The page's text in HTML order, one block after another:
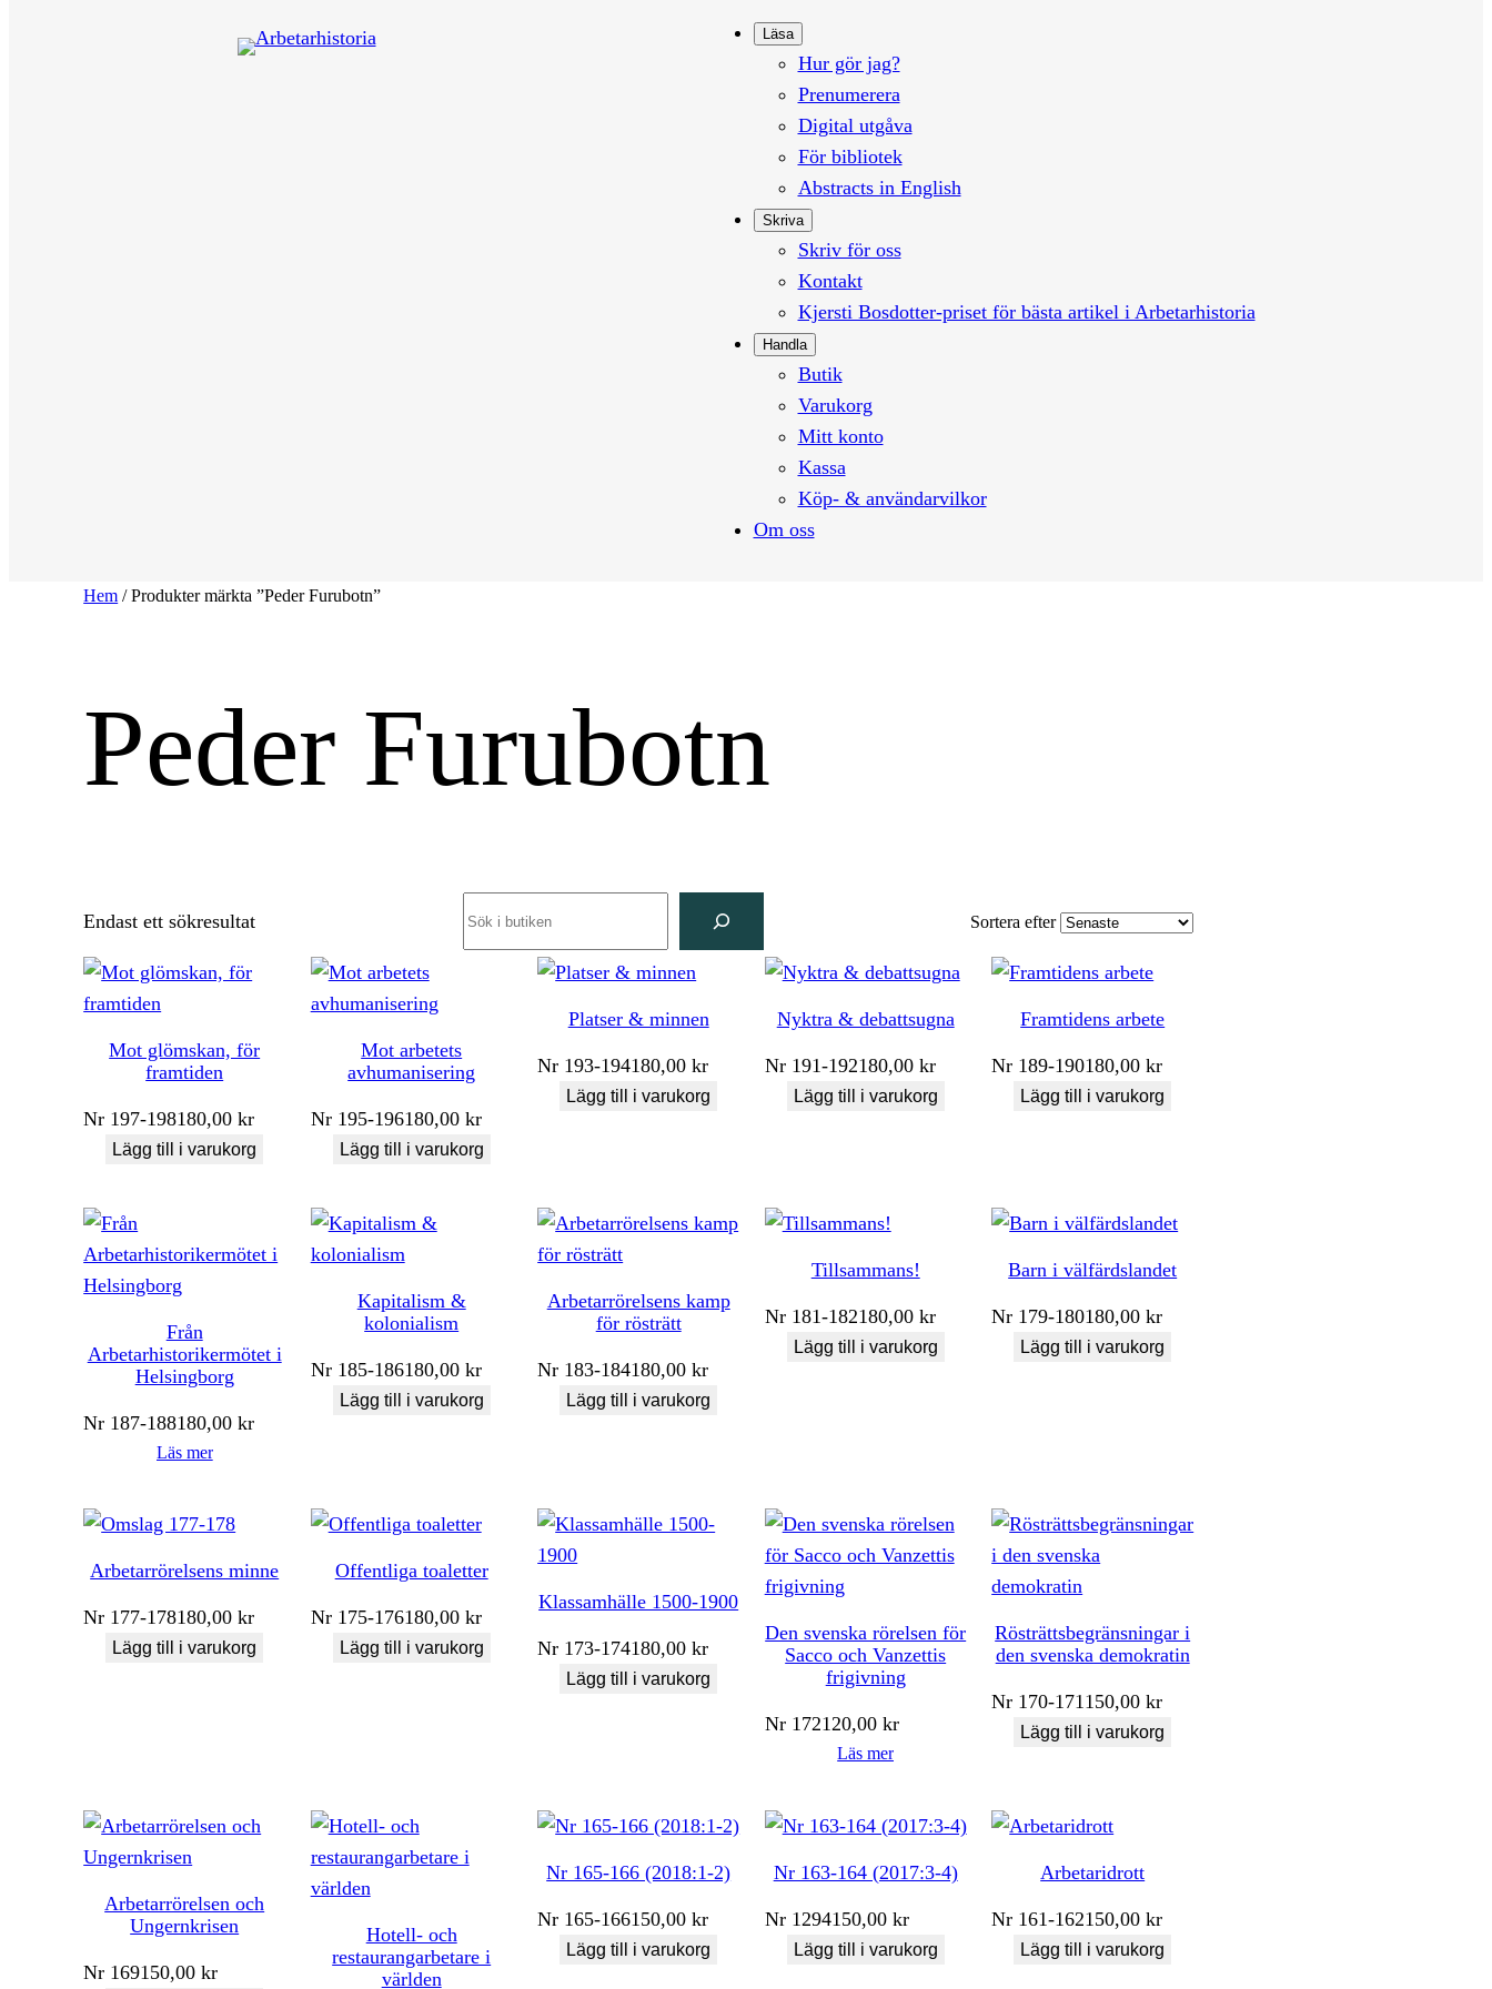
Läsa
Hur gör jag?
Prenumerera
Digital utgåva
För bibliotek
Abstracts in English
Skriva
Skriv för oss
Kontakt
Kjersti Bosdotter-priset för bästa artikel i Arbetarhistoria
Handla
Butik
Varukorg
Mitt konto
Kassa
Köp- & användarvilkor
Om oss
Hem / Produkter märkta ”Peder Furubotn”
Peder Furubotn
Endast ett sökresultat Sortera efter
Mot glömskan, för
framtiden
Nr 197-198180,00kr
Lägg till i varukorg
Mot arbetets
avhumanisering
Nr 195-196180,00 kr
Lägg till i varukorg
Platser & minnen
Nr 193-194180,00kr
Lägg till i varukorg
Nyktra & debattsugna
Nr 191-192180,00 kr
Lägg till i varukorg
Framtidens arbete
Nr 189-190180,00kr
Lägg till i varukorg
Från
Arbetarhistorikermötet i
Helsingborg
Nr 187-188180,00kr
Läs mer
Kapitalism &
kolonialism
Nr 185-186180,00 kr
Lägg till i varukorg
Arbetarrörelsens kamp
för rösträtt
Nr 183-184180,00kr
Lägg till i varukorg
Tillsammans!
Nr 181-182180,00 kr
Lägg till i varukorg
Barn i välfärdslandet
Nr 179-180180,00kr
Lägg till i varukorg
Arbetarrörelsens minne
Nr 177-178180,00kr
Lägg till i varukorg
Offentliga toaletter
Nr 175-176180,00 kr
Lägg till i varukorg
Klassamhälle 1500-1900
Nr 173-174180,00kr
Lägg till i varukorg
Den svenska rörelsen för
Sacco och Vanzettis
frigivning
Nr 172120,00 kr
Läs mer
Rösträttsbegränsningar i
den svenska demokratin
Nr 170-171150,00kr
Lägg till i varukorg
Arbetarrörelsen och
Ungernkrisen
Nr 169150,00kr
Hotell- och
restaurangarbetare i
världen
Nr 165-166 (2018:1-2)
Nr 165-166150,00kr
Lägg till i varukorg
Nr 163-164 (2017:3-4)
Nr 1294150,00 kr
Lägg till i varukorg
Arbetaridrott
Nr 161-162150,00kr
Lägg till i varukorg